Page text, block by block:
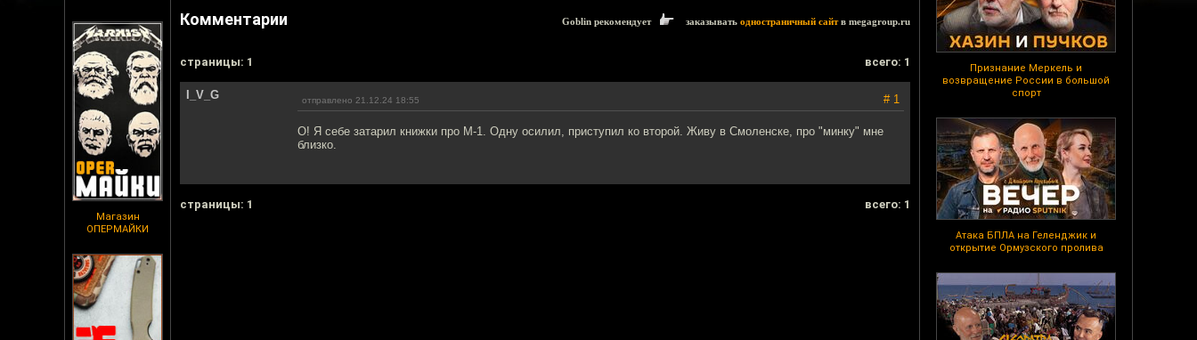
Магазин
ОПЕРМАЙКИ
Признание Меркель и
возвращение России в большой
спорт
Атака БПЛА на Геленджик и
открытие Ормузского пролива
Комментарии Goblin рекомендует заказывать одностраничный сайтв megagroup.ru
cтраницы: 1 всего: 1
I_V_G отправлено 21.12.24 18:55 # 1
О! Я себе затарил книжки про М-1. Одну осилил, приступил ко второй. Живу в Смоленске, про "минку" мне
близко.
cтраницы: 1 всего: 1